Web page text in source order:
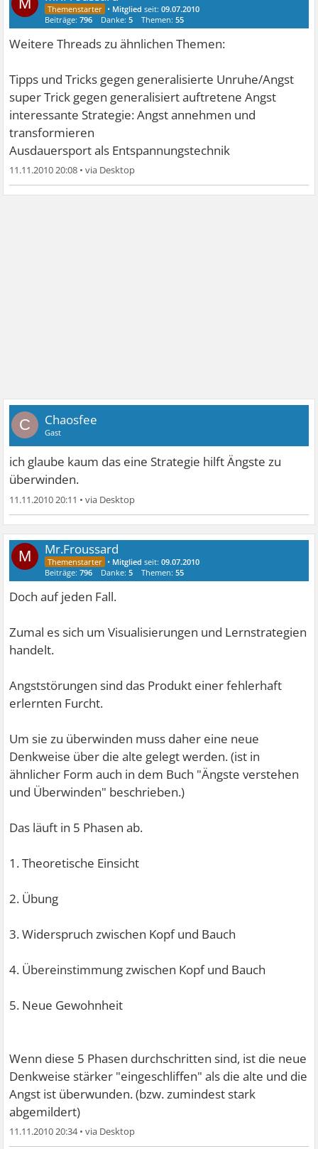
• Mitglied seit:09.07.2010
Beiträge:796 Danke:5 Themen:55
Weitere Threads zu ähnlichen Themen:
Tipps und Tricks gegen generalisierte Unruhe/Angst
super Trick gegen generalisiert auftretene Angst
interessante Strategie: Angst annehmen und
transformieren
Ausdauersport als Entspannungstechnik
11.11.2010 20:08 •
C Chaosfee
Gast
ich glaube kaum das eine Strategie hilft Ängste zu
überwinden.
11.11.2010 20:11 •
M Mr.Froussard
• Mitglied seit:09.07.2010
Beiträge:796 Danke:5 Themen:55
Doch auf jeden Fall.
Zumal es sich um Visualisierungen und Lernstrategien
handelt.
Angststörungen sind das Produkt einer fehlerhaft
erlernten Furcht.
Um sie zu überwinden muss daher eine neue
Denkweise über die alte gelegt werden. (ist in
ähnlicher Form auch in dem Buch "Ängste verstehen
und Überwinden" beschrieben.)
Das läuft in 5 Phasen ab.
1. Theoretische Einsicht
2. Übung
3. Widerspruch zwischen Kopf und Bauch
4. Übereinstimmung zwischen Kopf und Bauch
5. Neue Gewohnheit
Wenn diese 5 Phasen durchschritten sind, ist die neue
Denkweise stärker "eingeschliffen" als die alte und die
Angst ist überwunden. (bzw. zumindest stark
abgemildert)
11.11.2010 20:34•